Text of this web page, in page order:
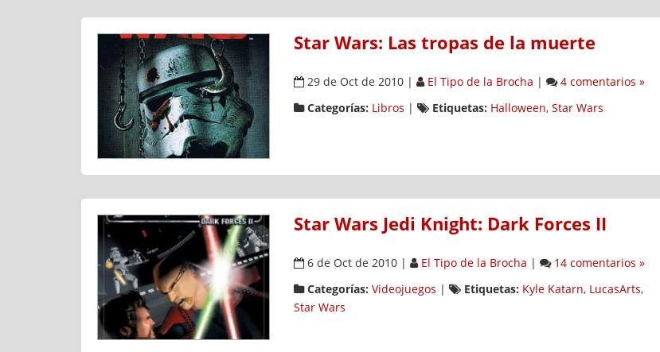
Star Wars: Las tropas de la muerte
29 de Oct de 2010| El Tipo de la Brocha |
4 comentarios »
Categorías: Libros | Etiquetas: Halloween, Star Wars
Star Wars Jedi Knight: Dark Forces II
6 de Oct de 2010| El Tipo de la Brocha |
14 comentarios »
Categorías: Videojuegos | Etiquetas: Kyle Katarn, LucasArts,
Star Wars